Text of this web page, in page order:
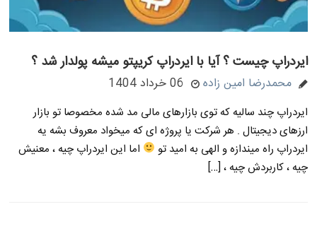
ایردراپ چیست ؟ آیا با ایردراپ کریپتو میشه پولدار شد ؟
محمدرضا امین زاده 06 خرداد 1404
ایردراپ چند سالیه که توی بازارهای مالی مد شده مخصوصا تو بازار
ارزهای دیجیتال . هر شرکت یا پروژه ای که میخواد معروف بشه یه
ایردراپ راه میندازه و الهی به امید تو
اما این ایردراپ چیه ، معنیش
چیه ، کاربردش چیه ، […]